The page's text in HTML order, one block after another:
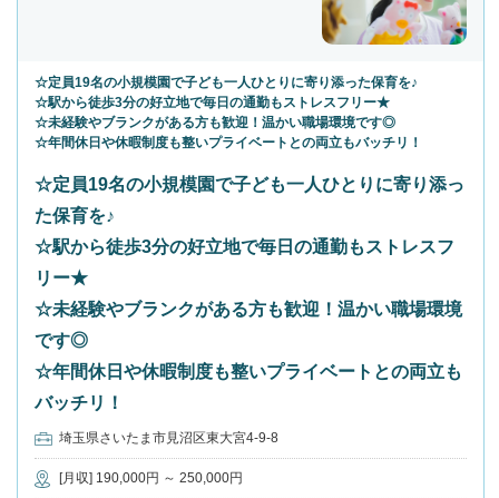
☆定員19名の小規模園で子ども一人ひとりに寄り添った保育を♪
☆駅から徒歩3分の好立地で毎日の通勤もストレスフリー★
☆未経験やブランクがある方も歓迎！温かい職場環境です◎
☆年間休日や休暇制度も整いプライベートとの両立もバッチリ！
☆定員19名の小規模園で子ども一人ひとりに寄り添っ
た保育を♪
☆駅から徒歩3分の好立地で毎日の通勤もストレスフ
リー★
☆未経験やブランクがある方も歓迎！温かい職場環境
です◎
☆年間休日や休暇制度も整いプライベートとの両立も
バッチリ！
埼玉県さいたま市見沼区東大宮4-9-8
[月収] 190,000円 ～ 250,000円